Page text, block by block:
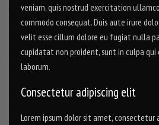
veniam, quis nostrud exercitation
commodo consequat. Duis aute irure
velit esse cillum dolore eu fugiat nulla
cupidatat non proident, sunt in culpa
laborum.
Consectetur adipiscing elit
Lorem ipsum dolor sit amet, consectetur